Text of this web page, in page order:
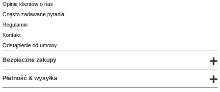
Opinie klientów o nas
Często zadawane pytania
Regulamin
Kontakt
Odstąpienie od umowy
Bezpieczne zakupy
Płatność & wysyłka